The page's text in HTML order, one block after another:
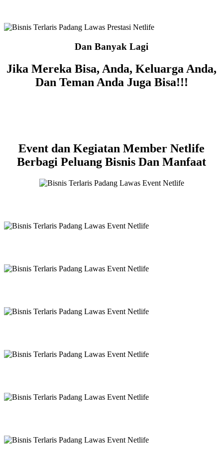
Dan Banyak Lagi
Jika Mereka Bisa, Anda, Keluarga Anda,
Dan Teman Anda Juga Bisa!!!
Event dan Kegiatan Member Netlife
Berbagi Peluang Bisnis Dan Manfaat